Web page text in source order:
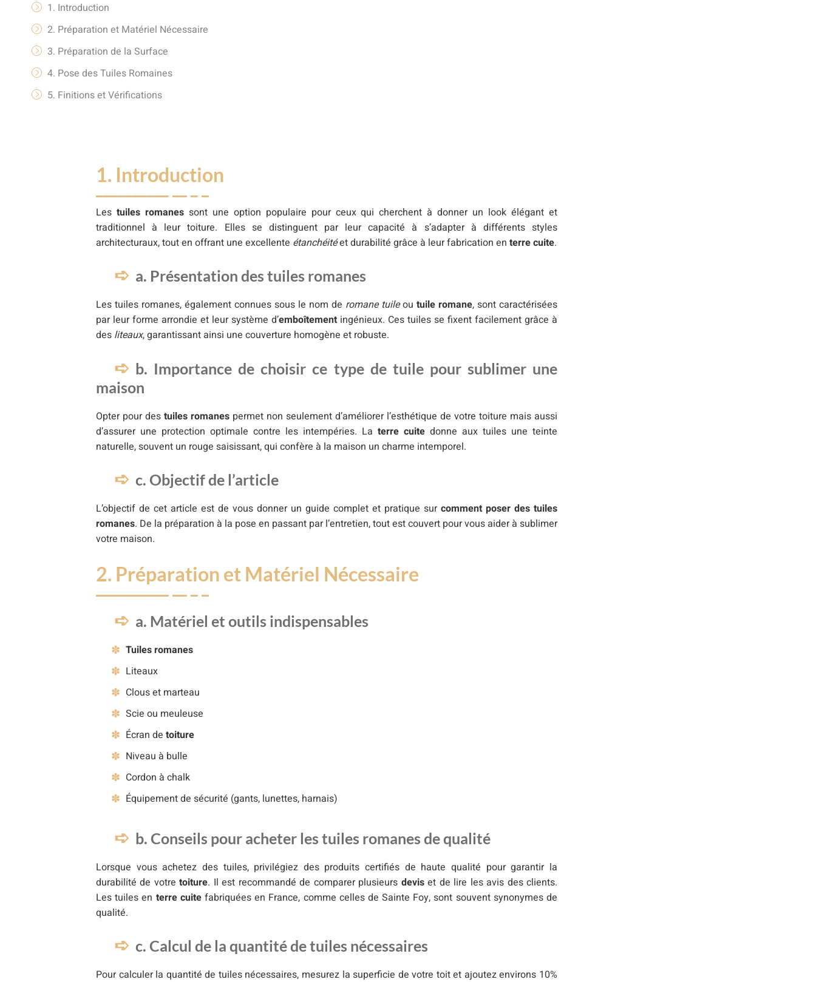
1. Introduction
2. Préparation et Matériel Nécessaire
3. Préparation de la Surface
4. Pose des Tuiles Romaines
5. Finitions et Vérifications
1. Introduction
Les tuiles romanessont une option populaire pour ceux qui cherchent à donner un look élégant et
traditionnel à leur toiture. Elles se distinguent par leur capacité à s’adapter à différents styles
architecturaux, tout en offrant une excellente étanchéitéet durabilité grâce à leur fabrication en terre cuite.
a. Présentation des tuiles romanes
Les tuiles romanes, également connues sous le nom de romane tuileou tuile romane, sont caractérisées
par leur forme arrondie et leur système d’emboîtement ingénieux. Ces tuiles se fixent facilement grâce à
des liteaux, garantissant ainsi une couverture homogène et robuste.
b. Importance de choisir ce type de tuile pour sublimer une
maison
Opter pour des tuiles romanes permet non seulement d’améliorer l’esthétique de votre toiture mais aussi
d’assurer une protection optimale contre les intempéries. La terre cuite donne aux tuiles une teinte
naturelle, souvent un rouge saisissant, qui confère à la maison un charme intemporel.
c. Objectif de l’article
L’objectif de cet article est de vous donner un guide complet et pratique sur comment poser des tuiles
romanes. De la préparation à la pose en passant par l’entretien, tout est couvert pour vous aider à sublimer
votre maison.
2. Préparation et Matériel Nécessaire
a. Matériel et outils indispensables
Tuiles romanes
Liteaux
Clous et marteau
Scie ou meuleuse
Écran de toiture
Niveau à bulle
Cordon à chalk
Équipement de sécurité (gants, lunettes, harnais)
b. Conseils pour acheter les tuiles romanes de qualité
Lorsque vous achetez des tuiles, privilégiez des produits certifiés de haute qualité pour garantir la
durabilité de votretoiture. Il est recommandé de comparer plusieurs deviset de lire les avis des clients.
Les tuiles en terre cuitefabriquées en France, comme celles de Sainte Foy, sont souvent synonymes de
qualité.
c. Calcul de la quantité de tuiles nécessaires
Pour calculer la quantité de tuiles nécessaires, mesurez la superficie de votre toit et ajoutez environs 10%